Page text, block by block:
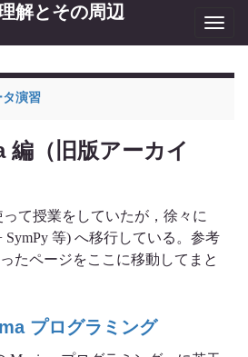
解とその周辺
タ演習
編（旧版アーカイ
て授業をしていたが，徐々に
SymPy 等) へ移行している。参考
たページをここに移動してまと
プログラミング